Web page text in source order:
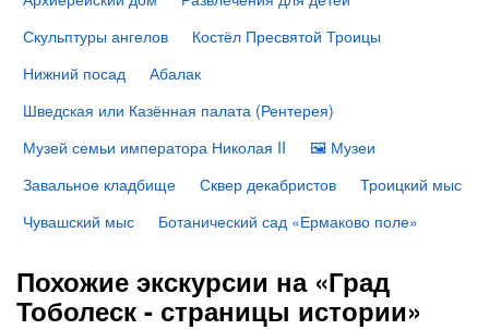
Скульптуры ангелов
Костёл Пресвятой Троицы
Нижний посад
Абалак
Шведская или Казённая палата (Рентерея)
Музей семьи императора Николая II
🖼 Музеи
Завальное кладбище
Сквер декабристов
Троицкий мыс
Чувашский мыс
Ботанический сад «Ермаково поле»
Похожие экскурсии на «Град
Тоболеск - страницы истории»